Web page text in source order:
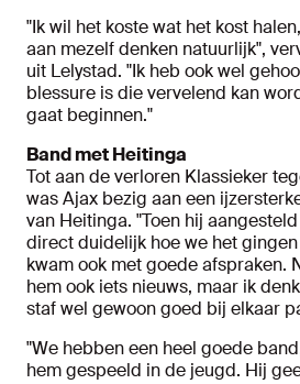
"Ik wil het koste wat het kost
aan mezelf denken natuurlijk",
uit Lelystad. "Ik heb ook wel
blessure is die vervelend kan
gaat beginnen."
Band met Heitinga
Tot aan de verloren Klassieker
was Ajax bezig aan een
van Heitinga. "Toen hij
direct duidelijk hoe we het
kwam ook met goede afspraken.
hem ook iets nieuws, maar ik
staf wel gewoon goed bij elkaar
"We hebben een heel goede
hem gespeeld in de jeugd. Hij